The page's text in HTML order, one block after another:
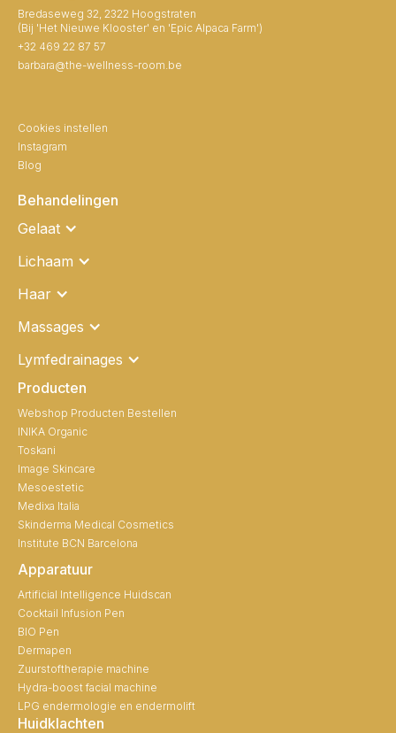
Bredaseweg 32, 2322 Hoogstraten
(Bij 'Het Nieuwe Klooster' en 'Epic Alpaca Farm')
+32 469 22 87 57
barbara@the-wellness-room.be
Cookies instellen
Instagram
Blog
Behandelingen
Gelaat
Lichaam
Haar
Massages
Lymfedrainages
Producten
Webshop Producten Bestellen
INIKA Organic
Toskani
Image Skincare
Mesoestetic
Medixa Italia
Skinderma Medical Cosmetics
Institute BCN Barcelona
Apparatuur
Artificial Intelligence Huidscan
Cocktail Infusion Pen
BIO Pen
Dermapen
Zuurstoftherapie machine
Hydra-boost facial machine
LPG endermologie en endermolift
Huidklachten